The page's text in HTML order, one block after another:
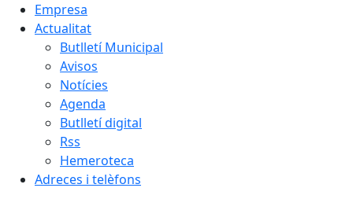
Empresa
Actualitat
Butlletí Municipal
Avisos
Notícies
Agenda
Butlletí digital
Rss
Hemeroteca
Adreces i telèfons